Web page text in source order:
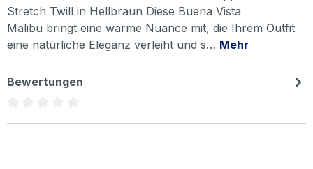
Stretch Twill in Hellbraun Diese Buena Vista
Malibu bringt eine warme Nuance mit, die Ihrem Outfit
eine natürliche Eleganz verleiht und s… Mehr
Bewertungen